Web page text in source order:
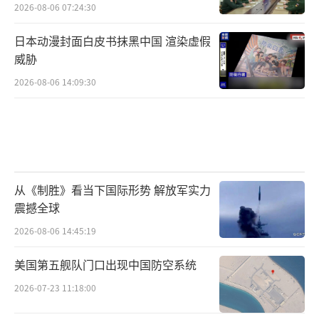
2026-08-06 07:24:30
日本动漫封面白皮书抹黑中国 渲染虚假
威胁
2026-08-06 14:09:30
从《制胜》看当下国际形势 解放军实力
震撼全球
2026-08-06 14:45:19
美国第五舰队门口出现中国防空系统
2026-07-23 11:18:00